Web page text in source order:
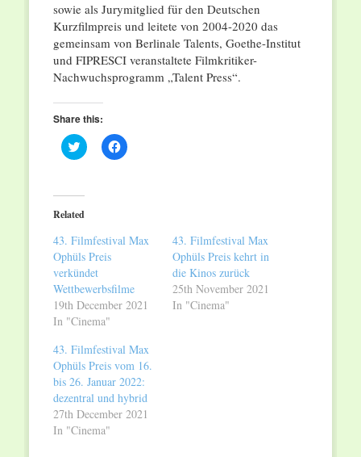
sowie als Jurymitglied für den Deutschen
Kurzfilmpreis und leitete von 2004-2020 das
gemeinsam von Berlinale Talents, Goethe-Institut
und FIPRESCI veranstaltete Filmkritiker-
Nachwuchsprogramm „Talent Press“.
Share this:
Click
to
(Opens
in
new
Click
to
Related
43. Filmfestival Max
Ophüls Preis
verkündet
Wettbewerbsfilme
19th December 2021
In "Cinema"
43. Filmfestival Max
Ophüls Preis kehrt in
die Kinos zurück
25th November 2021
In "Cinema"
43. Filmfestival Max
Ophüls Preis vom 16.
bis 26. Januar 2022:
dezentral und hybrid
27th December 2021
In "Cinema"